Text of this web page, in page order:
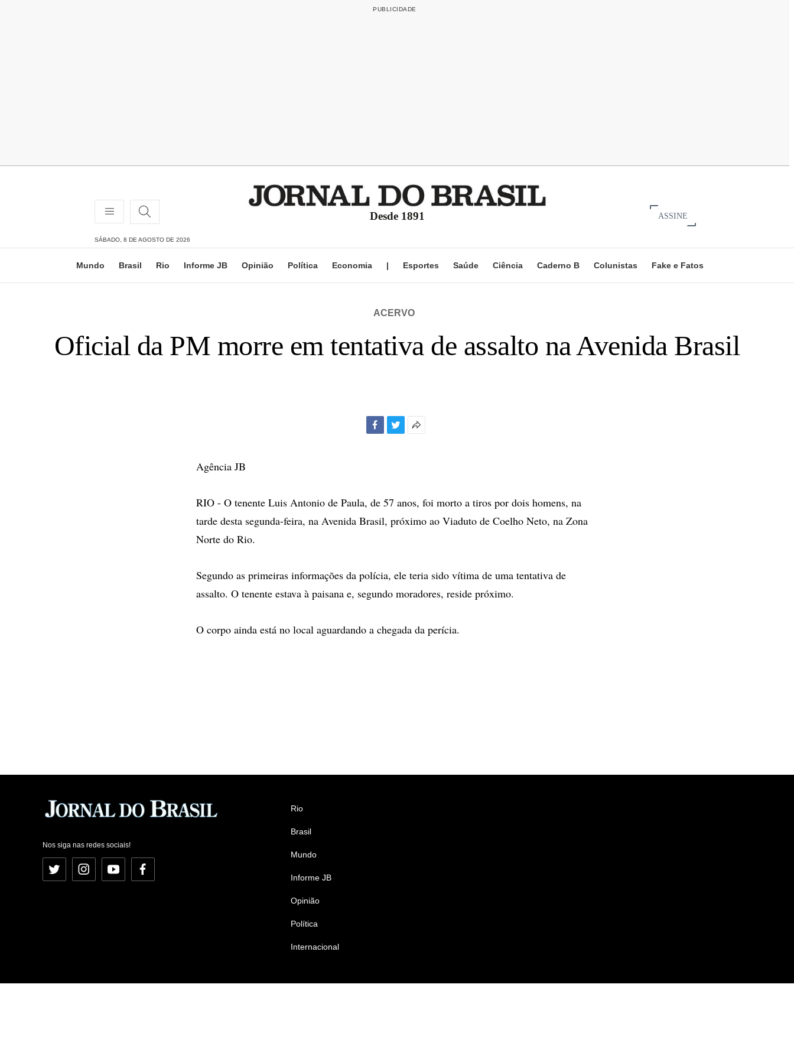
Desde 1891 ASSINE
SÁBADO, 8 DE AGOSTO DE 2026
Mundo Brasil Rio Informe JB Opinião Política Economia | Esportes Saúde Ciência Caderno B Colunistas Fake e Fatos
ACERVO
Oficial da PM morre em tentativa de assalto na Avenida Brasil
Agência JB
RIO - O tenente Luis Antonio de Paula, de 57 anos, foi morto a tiros por dois homens, na
tarde desta segunda-feira, na Avenida Brasil, próximo ao Viaduto de Coelho Neto, na Zona
Norte do Rio.
Segundo as primeiras informações da polícia, ele teria sido vítima de uma tentativa de
assalto. O tenente estava à paisana e, segundo moradores, reside próximo.
O corpo ainda está no local aguardando a chegada da perícia.
Nos siga nas redes sociais!
Twitter InstagramYouTubeFacebook
Rio
Brasil
Mundo
Informe JB
Opinião
Política
Internacional